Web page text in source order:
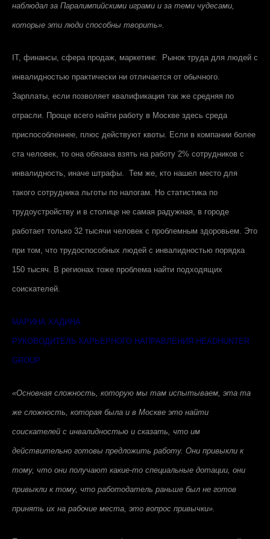
наблюдал за Паралимпийскими играми и за теми чудесами,
которые эти люди способны творить».
IT, финансы, сфера продаж, маркетинг. Рынок труда для людей с
инвалидностью практически ни отличается от обычного.
Зарплаты, если позволяет квалификация так же средняя по
отрасли. Проще всего найти работу в Москве здесь среда
приспособленнее, плюс действуют квоты. Если в компании более
ста человек, то она обязана взять на работу 2% сотрудников с
инвалидность, иначе штрафы. Тем же, кто нашел место для
такого сотрудника льготы по налогам. Но статистика по
трудоустройству и в столице не самая радужная, в городе
работает только 32 тысячи человек с проблемным здоровьем. Это
при том, что трудоспособных людей с инвалидностью порядка
150 тысяч. В регионах тоже проблема найти подходящих
соискателей.
МАРИНА ХАДИНА
РУКОВОДИТЕЛЬ КАРЬЕРНОГО НАПРАВЛЕНИЯ HEADHUNTER
GROUP
«Основная сложность, которую мы там испытываем, эта та
же сложность, которая была и в Москве это найти
соискателей с инвалидностью и сказать, что им
действительно готовы предложить работу. Они привыкли к
тому, что они получают какие-то специальные дотации, они
привыкли к тому, что работодатель раньше был не готов
принять их на рабочие места, это вопрос привычки».